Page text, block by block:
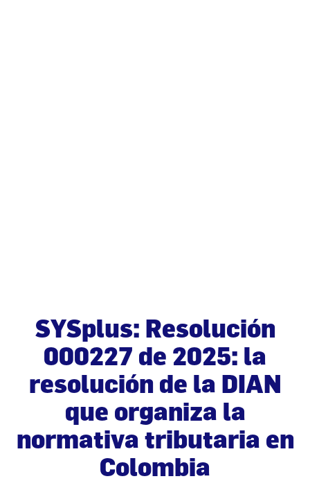
SYSplus: Resolución
000227 de 2025: la
resolución de la DIAN
que organiza la
normativa tributaria en
Colombia